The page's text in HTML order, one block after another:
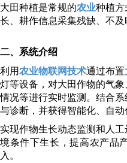
大田种植是常规的农业种植方
长、耕作信息采集残缺、不及
二、系统介绍
利用农业物联网技术通过布置
灯等设备，对大田作物的气
情况等进行实时监测。结合
与诊断，并获得智能化、自动
实现作物生长动态监测和人
境条件下生长，提高农产品
入。